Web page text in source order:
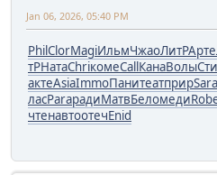
Jan 06, 2026, 05:40 PM
PhilClorMagiИльмЧжаоЛитРАрте
тРНатаChriкомеCallКанаВолы
актеAsiaImmoПанитеатприрSara
ласParaрадиМатвБеломеди
чтенавтоотечEnid